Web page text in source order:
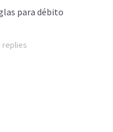
para débito
replies